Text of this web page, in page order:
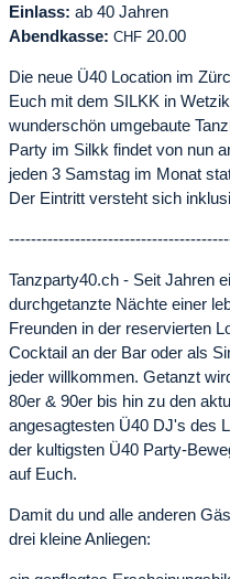
Einlass: ab 40 Jahren
Abendkasse: CHF 20.00
Die neue Ü40 Location im
Euch mit dem SILKK in
wunderschön umgebaute
Party im Silkk findet von nun
jeden 3 Samstag im Monat
Der Eintritt versteht sich
Tanzparty40.ch - Seit Jahren
durchgetanzte Nächte einer
Freunden in der reservierten
Cocktail an der Bar oder als
jeder willkommen. Getanzt
80er & 90er bis hin zu den
angesagtesten Ü40 DJ's des
der kultigsten Ü40 Party-
auf Euch.
Damit du und alle anderen
drei kleine Anliegen: